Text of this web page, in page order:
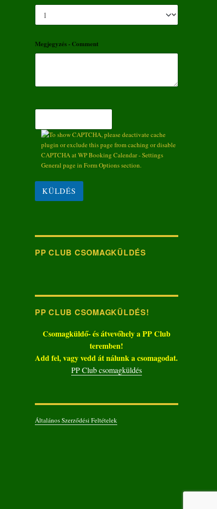
Megjegyzés - Comment
PP CLUB CSOMAGKÜLDÉS
PP CLUB CSOMAGKÜLDÉS!
Csomagküldő- és átvevőhely a PP Club
teremben!
Add fel, vagy vedd át nálunk a csomagodat.
PP Club csomagküldés
Általános Szerződési Feltételek